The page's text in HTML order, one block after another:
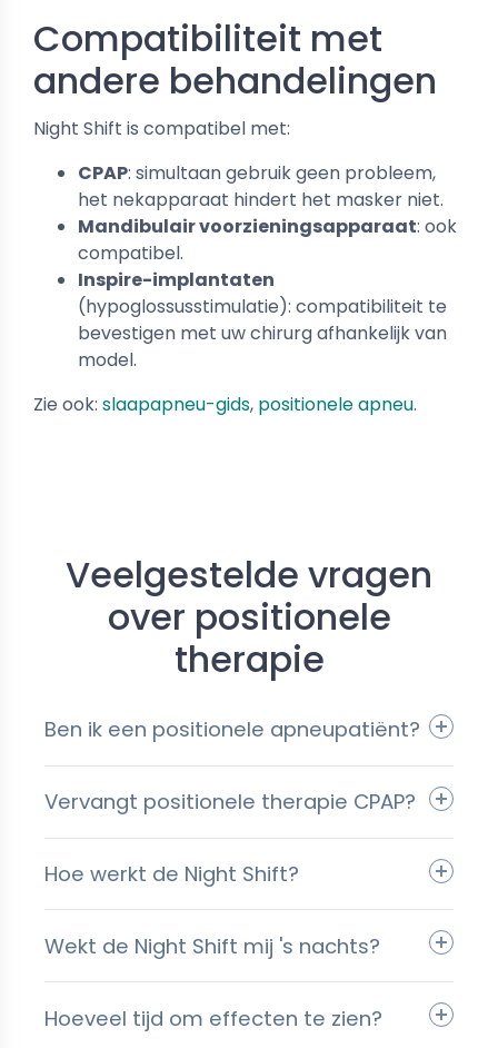
Compatibiliteit met
andere behandelingen
Night Shift is compatibel met:
CPAP: simultaan gebruik geen probleem,
het nekapparaat hindert het masker niet.
Mandibulair voorzieningsapparaat: ook
compatibel.
Inspire-implantaten
(hypoglossusstimulatie): compatibiliteit te
bevestigen met uw chirurg afhankelijk van
model.
Zie ook: slaapapneu-gids, positionele apneu.
Veelgestelde vragen
over positionele
therapie
Ben ik een positionele apneupatiënt?
Vervangt positionele therapie CPAP?
Hoe werkt de Night Shift?
Wekt de Night Shift mij 's nachts?
Hoeveel tijd om effecten te zien?